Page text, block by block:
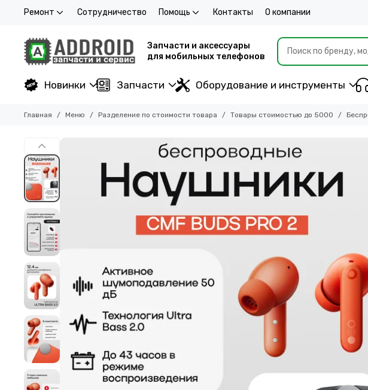
Ремонт Сотрудничество Помощь Контакты О компании
Запчасти и аксессуары
для мобильных телефонов
Новинки Запчасти Оборудование и инструменты
Главная Меню Разделение по стоимости товара Товары стоимостью до 5000